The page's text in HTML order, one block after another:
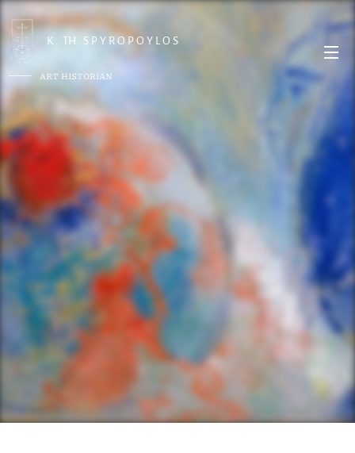
K . TH. S P Y R O P O Y L O S
ART HISTORIAN